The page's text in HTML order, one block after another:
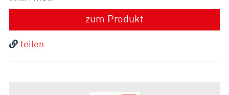
zum Produkt
teilen